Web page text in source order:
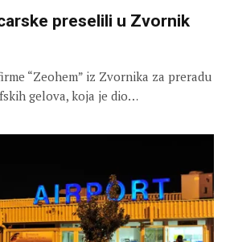
preselili u Zvornik
“Zeohem” iz Zvornika za preradu
gelova, koja je dio…